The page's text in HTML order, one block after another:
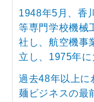
1948年5月、香
等専門学校機械
社し、航空機事
立し、1975年に
過去48年以上に
麺ビジネスの最